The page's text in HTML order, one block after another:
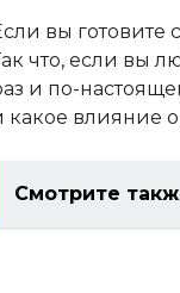
вы
что, если вы
и по-
какое влияние
Смотрите